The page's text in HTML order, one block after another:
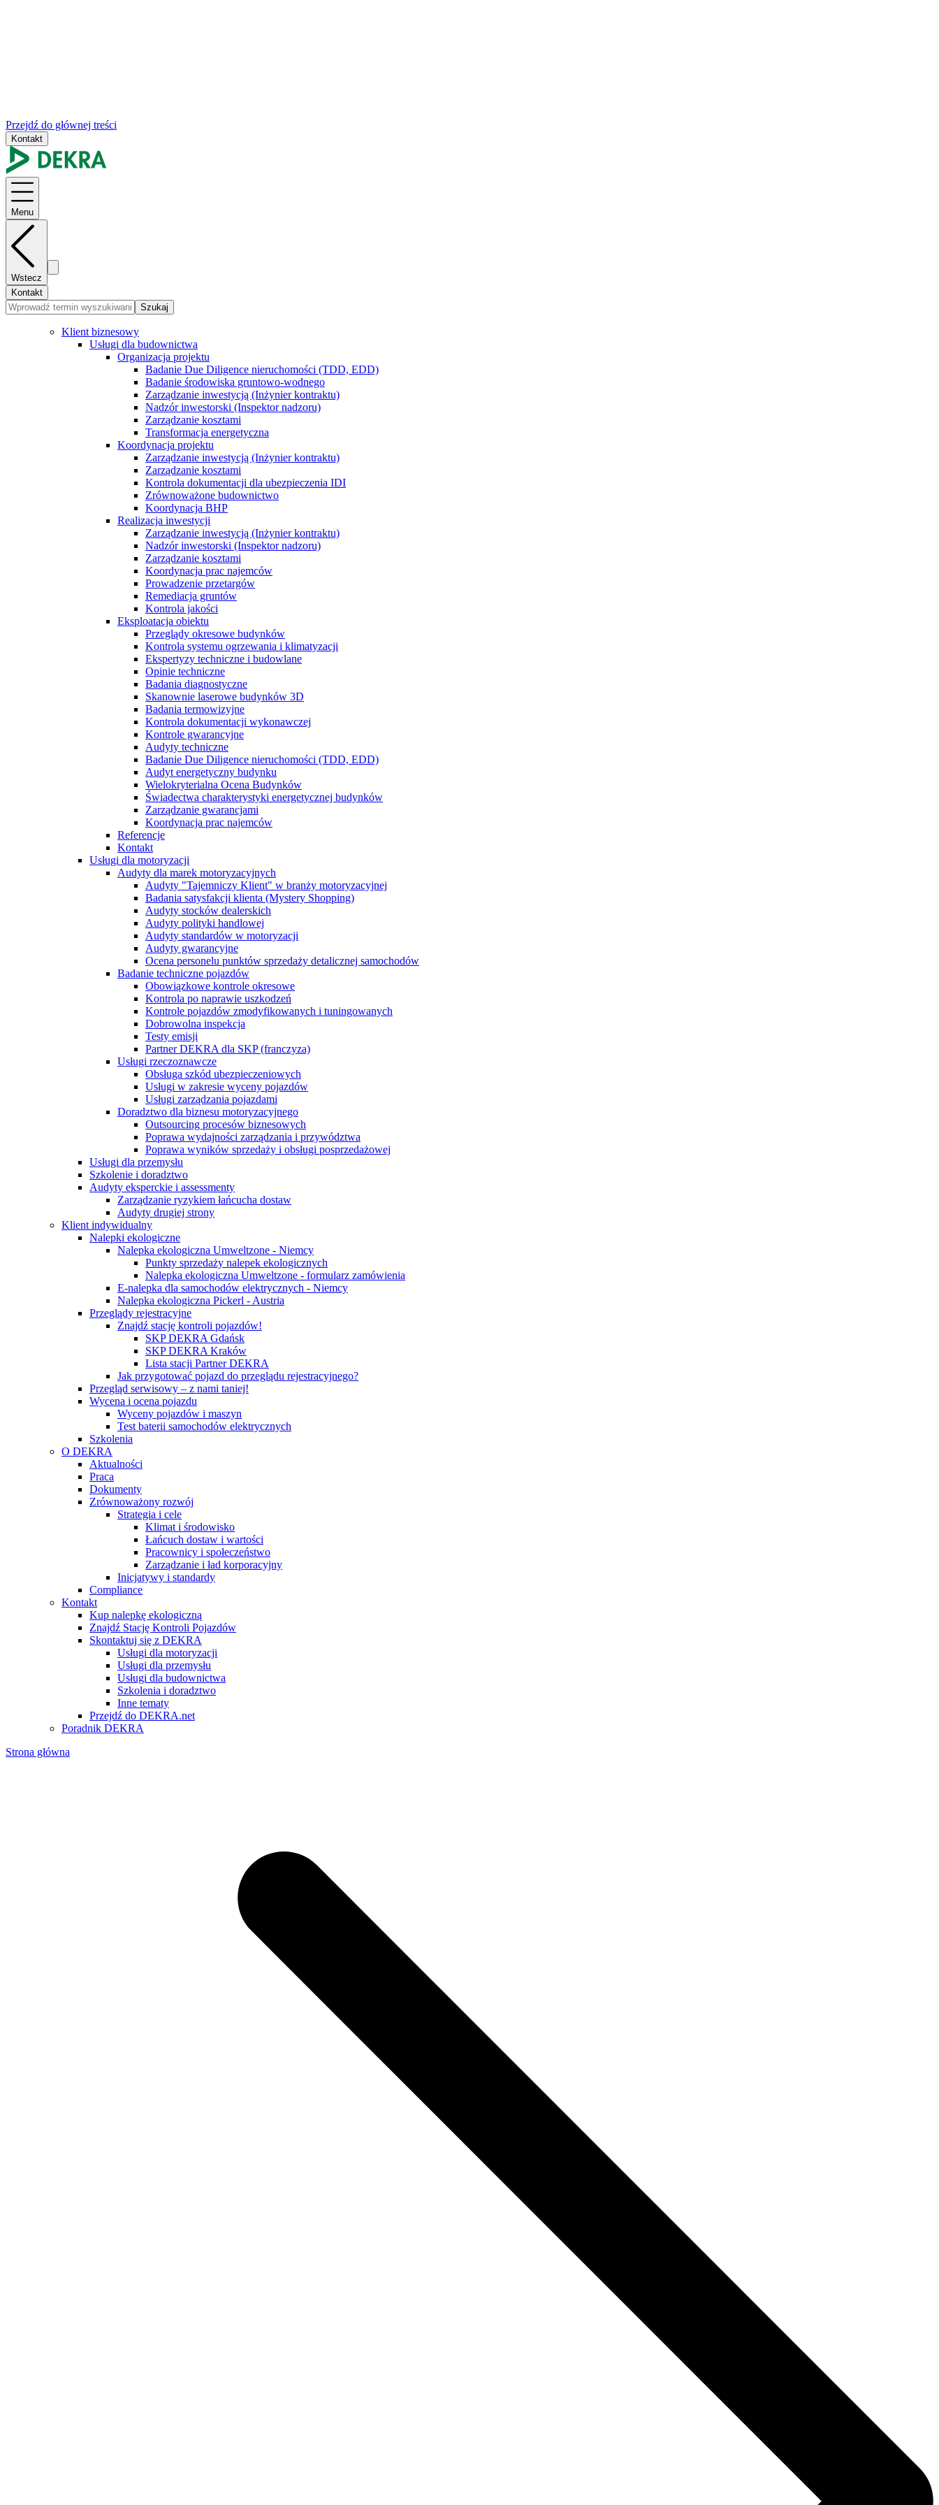
Przejdź do głównej treści
Kontakt
Menu
Wstecz
Kontakt
Szukaj
Klient biznesowy
Usługi dla budownictwa
Organizacja projektu
Badanie Due Diligence nieruchomości (TDD, EDD)
Badanie środowiska gruntowo-wodnego
Zarządzanie inwestycją (Inżynier kontraktu)
Nadzór inwestorski (Inspektor nadzoru)
Zarządzanie kosztami
Transformacja energetyczna
Koordynacja projektu
Zarządzanie inwestycją (Inżynier kontraktu)
Zarządzanie kosztami
Kontrola dokumentacji dla ubezpieczenia IDI
Zrównoważone budownictwo
Koordynacja BHP
Realizacja inwestycji
Zarządzanie inwestycją (Inżynier kontraktu)
Nadzór inwestorski (Inspektor nadzoru)
Zarządzanie kosztami
Koordynacja prac najemców
Prowadzenie przetargów
Remediacja gruntów
Kontrola jakości
Eksploatacja obiektu
Przeglądy okresowe budynków
Kontrola systemu ogrzewania i klimatyzacji
Ekspertyzy techniczne i budowlane
Opinie techniczne
Badania diagnostyczne
Skanownie laserowe budynków 3D
Badania termowizyjne
Kontrola dokumentacji wykonawczej
Kontrole gwarancyjne
Audyty techniczne
Badanie Due Diligence nieruchomości (TDD, EDD)
Audyt energetyczny budynku
Wielokryterialna Ocena Budynków
Świadectwa charakterystyki energetycznej budynków
Zarządzanie gwarancjami
Koordynacja prac najemców
Referencje
Kontakt
Usługi dla motoryzacji
Audyty dla marek motoryzacyjnych
Audyty "Tajemniczy Klient" w branży motoryzacyjnej
Badania satysfakcji klienta (Mystery Shopping)
Audyty stocków dealerskich
Audyty polityki handlowej
Audyty standardów w motoryzacji
Audyty gwarancyjne
Ocena personelu punktów sprzedaży detalicznej samochodów
Badanie techniczne pojazdów
Obowiązkowe kontrole okresowe
Kontrola po naprawie uszkodzeń
Kontrole pojazdów zmodyfikowanych i tuningowanych
Dobrowolna inspekcja
Testy emisji
Partner DEKRA dla SKP (franczyza)
Usługi rzeczoznawcze
Obsługa szkód ubezpieczeniowych
Usługi w zakresie wyceny pojazdów
Usługi zarządzania pojazdami
Doradztwo dla biznesu motoryzacyjnego
Outsourcing procesów biznesowych
Poprawa wydajności zarządzania i przywództwa
Poprawa wyników sprzedaży i obsługi posprzedażowej
Usługi dla przemysłu
Szkolenie i doradztwo
Audyty eksperckie i assessmenty
Zarządzanie ryzykiem łańcucha dostaw
Audyty drugiej strony
Klient indywidualny
Nalepki ekologiczne
Nalepka ekologiczna Umweltzone - Niemcy
Punkty sprzedaży nalepek ekologicznych
Nalepka ekologiczna Umweltzone - formularz zamówienia
E-nalepka dla samochodów elektrycznych - Niemcy
Nalepka ekologiczna Pickerl - Austria
Przeglądy rejestracyjne
Znajdź stację kontroli pojazdów!
SKP DEKRA Gdańsk
SKP DEKRA Kraków
Lista stacji Partner DEKRA
Jak przygotować pojazd do przeglądu rejestracyjnego?
Przegląd serwisowy – z nami taniej!
Wycena i ocena pojazdu
Wyceny pojazdów i maszyn
Test baterii samochodów elektrycznych
Szkolenia
O DEKRA
Aktualności
Praca
Dokumenty
Zrównoważony rozwój
Strategia i cele
Klimat i środowisko
Łańcuch dostaw i wartości
Pracownicy i społeczeństwo
Zarządzanie i ład korporacyjny
Inicjatywy i standardy
Compliance
Kontakt
Kup nalepkę ekologiczną
Znajdź Stację Kontroli Pojazdów
Skontaktuj się z DEKRA
Usługi dla motoryzacji
Usługi dla przemysłu
Usługi dla budownictwa
Szkolenia i doradztwo
Inne tematy
Przejdź do DEKRA.net
Poradnik DEKRA
Strona główna